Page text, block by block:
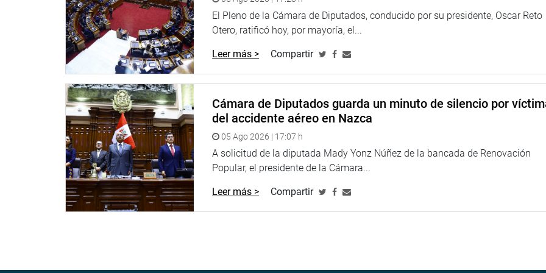
Por su lado, Betto Barrionuevo Romero (DD), representante de Áncash, recordó que el problema de falta de
saneamiento es de alta incidencia en el país y los pocos recursos que se destina, por tanto, planteó la aplicación
de una reforma tributaria que comprenda un impuesto a la sobreganancia y elevar la presión tributaria.
Parlamentarios de diversas jurisdicciones preguntaron por la realización de obras previstas y las que han
quedado inconclusas, durante cinco horas y media, en las que los dos funcionarios del Poder Ejecutivo
informaron de la situación presupuestal en sus sectores.
MEF Y VIVIENDA
Mendoza Bellido expuso que hay obras que ya están a punto de ser concluidas y que deben ser asumidas por
los gobiernos regionales y locales, pero que desde el MEF se está planificando dejarlas saneadas. En ese
sentido, comunicarán al presidente de la República, en dos semanas, para que se anuncie cómo están
enfrentando el problema.
En una de sus respuestas, el ministro del MEF dijo que en ninguna parte del mundo las compañías productoras
antes en la historia peruana numerosas pequeñas y microempresas recibieron créditos con tasas de interés muy
El Pleno de la Cámara de Diputados, conducido por su presidente, Oscar Reto
Otero, ratificó hoy, por mayoría, el...
Leer más > Compartir
Cámara de Diputados guarda un minuto de silencio por
del accidente aéreo en Nazca
05 Ago 2026 | 17:07 h
A solicitud de la diputada Mady Yonz Núñez de la bancada de Renovación
Popular, el presidente de la Cámara...
Leer más > Compartir